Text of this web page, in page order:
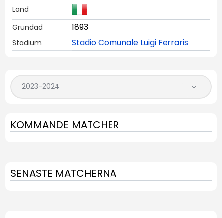
Land
Grundad
1893
Stadium Stadio Comunale Luigi Ferraris
KOMMANDE MATCHER
SENASTE MATCHERNA